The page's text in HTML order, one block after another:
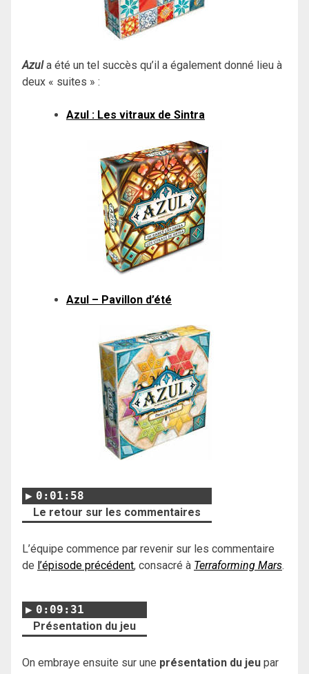
Azula été un tel succès qu’il a également donné lieu à
deux « suites » :
Azul : Les vitraux de Sintra
Azul – Pavillon d’été
0:01:58
Le retour sur les commentaires
L’équipe commence par revenir sur les commentaire
de l’épisode précédent, consacré à Terraforming Mars.
0:09:31
Présentation du jeu
On embraye ensuite sur une présentation du jeu par